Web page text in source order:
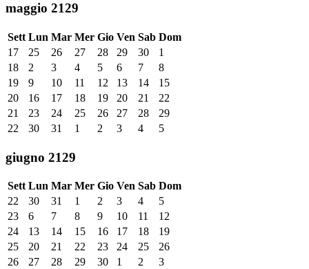
maggio 2129
Sett Lun Mar Mer Gio Ven Sab Dom
17
25 26 27 28 29 30
1
18
2 3 4 5 6 7
8
19
9 10 11 12 13 14
15
20
16 17 18 19 20 21
22
21
23 24 25 26 27 28
29
22
30 31 1 2 3 4 5
giugno 2129
Sett Lun Mar Mer Gio Ven Sab Dom
22
30 31 1 2 3 4
5
23
6 7 8 9 10 11
12
24
13 14 15 16 17 18
19
25
20 21 22 23 24 25
26
26
27 28 29 30 1 2 3